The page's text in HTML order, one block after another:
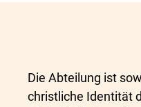
Die Abteilung ist
christliche Identität